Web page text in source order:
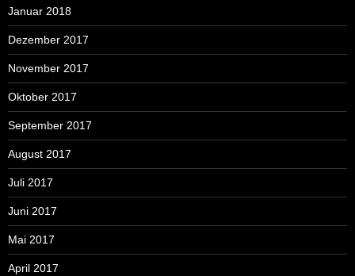
Januar 2018
Dezember 2017
November 2017
Oktober 2017
September 2017
August 2017
Juli 2017
Juni 2017
Mai 2017
April 2017